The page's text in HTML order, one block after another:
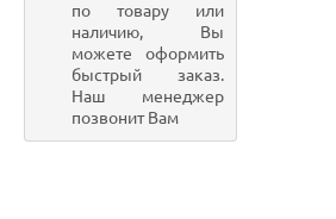
по товару или
наличию, Вы
можете оформить
быстрый заказ.
Наш менеджер
позвонит Вам